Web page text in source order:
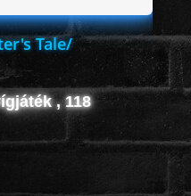
Tale/
, 118